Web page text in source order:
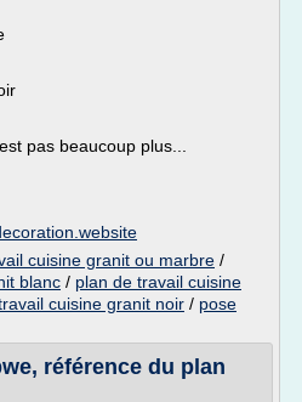
pas beaucoup plus...
cuisine granit ou marbre /
blanc / plan de travail cuisine
cuisine granit noir / pose
référence du plan